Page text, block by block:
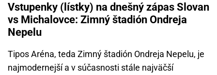
Vstupenky (lístky) na dnešný zápas Slovan
vs Michalovce: Zimný štadión Ondreja
Nepelu
Tipos Aréna, teda Zimný štadión Ondreja Nepelu, je
najmodernejší a v súčasnosti stále najväčší